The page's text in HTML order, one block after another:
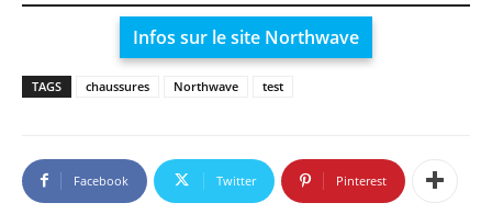
Infos sur le site Northwave
TAGS chaussures Northwave test
Facebook Twitter Pinterest